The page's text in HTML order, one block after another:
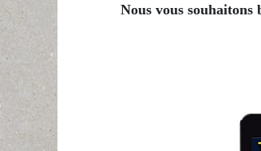
Nous vous souhaitons